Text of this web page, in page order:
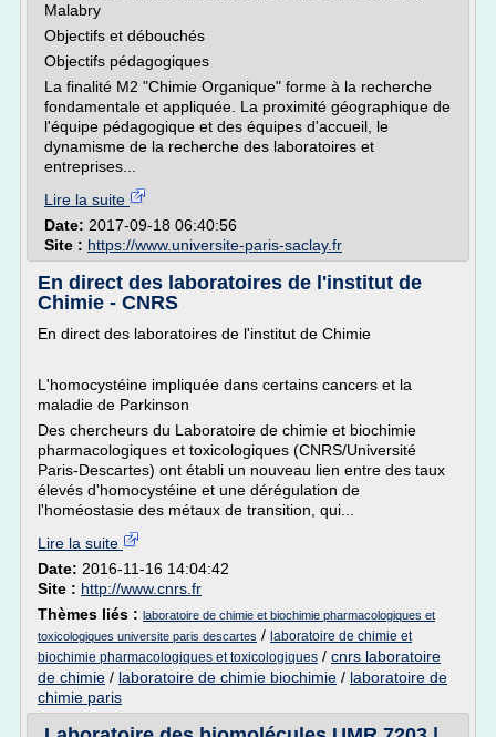
Malabry
Objectifs et débouchés
Objectifs pédagogiques
La finalité M2 "Chimie Organique" forme à la recherche
fondamentale et appliquée. La proximité géographique de
l'équipe pédagogique et des équipes d'accueil, le
dynamisme de la recherche des laboratoires et
entreprises...
Lire la suite
Date: 2017-09-18 06:40:56
Site : https://www.universite-paris-saclay.fr
En direct des laboratoires de l'institut de
Chimie - CNRS
En direct des laboratoires de l'institut de Chimie
L'homocystéine impliquée dans certains cancers et la
maladie de Parkinson
Des chercheurs du Laboratoire de chimie et biochimie
pharmacologiques et toxicologiques (CNRS/Université
Paris-Descartes) ont établi un nouveau lien entre des taux
élevés d'homocystéine et une dérégulation de
l'homéostasie des métaux de transition, qui...
Lire la suite
Date: 2016-11-16 14:04:42
Site : http://www.cnrs.fr
Thèmes liés : laboratoire de chimie et biochimie pharmacologiques et
toxicologiques universite paris descartes / laboratoire de chimie et
biochimie pharmacologiques et toxicologiques / cnrs laboratoire
de chimie / laboratoire de chimie biochimie / laboratoire de
chimie paris